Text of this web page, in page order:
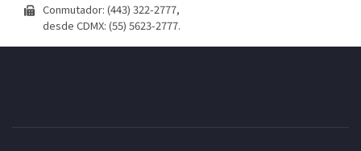
Conmutador: (443) 322-2777,
desde CDMX: (55) 5623-2777.